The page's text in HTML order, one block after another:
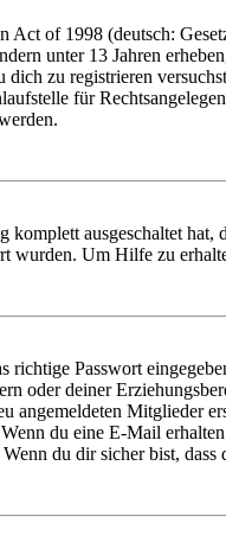
Act of 1998 (deutsch:
unter 13 Jahren
zu registrieren
für
ausgeschaltet
wurden. Um Hilfe zu
Passwort
oder deiner
Mitglieder
du eine E-Mail
du dir sicher bist,